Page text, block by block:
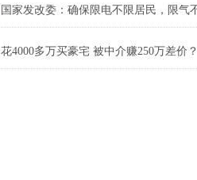
花4000多万买豪宅 被中介赚250万差价？